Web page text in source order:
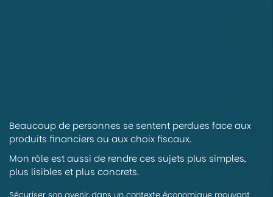
Beaucoup de personnes se sentent perdues face aux
produits financiers ou aux choix fiscaux.
Mon rôle est aussi de rendre ces sujets plus simples,
plus lisibles et plus concrets.
Sécuriser son avenir dans un contexte économique mouvant